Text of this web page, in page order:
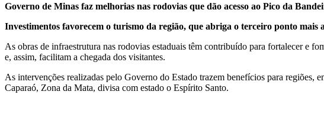
Governo de Minas faz melhorias nas rodovias que dão acesso ao Pico da
Investimentos favorecem o turismo da região, que abriga o terceiro ponto
As obras de infraestrutura nas rodovias estaduais têm contribuído para fortalecer e
e, assim, facilitam a chegada dos visitantes.
As intervenções realizadas pelo Governo do Estado trazem benefícios para
Caparaó, Zona da Mata, divisa com estado o Espírito Santo.